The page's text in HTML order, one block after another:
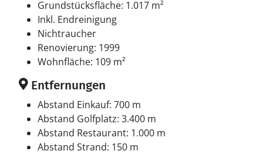
Grundstücksfläche: 1.017 m²
Inkl. Endreinigung
Nichtraucher
Renovierung: 1999
Wohnfläche: 109 m²
Entfernungen
Abstand Einkauf: 700 m
Abstand Golfplatz: 3.400 m
Abstand Restaurant: 1.000 m
Abstand Strand: 150 m